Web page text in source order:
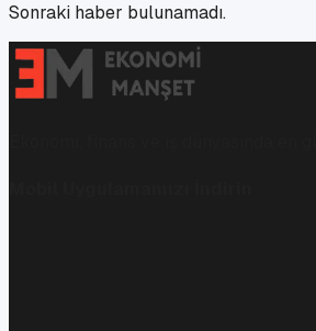
Sonraki haber bulunamadı.